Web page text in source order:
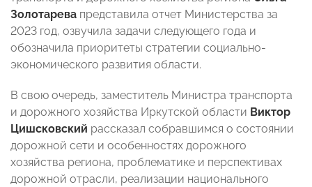
Золотарева представила отчет Министерства за
2023 год, озвучила задачи следующего года и
обозначила приоритеты стратегии социально-
экономического развития области.
В свою очередь, заместитель Министра транспорта
и дорожного хозяйства Иркутской области Виктор
Цишсковский рассказал собравшимся о состоянии
дорожной сети и особенностях дорожного
хозяйства региона, проблематике и перспективах
дорожной отрасли, реализации национального